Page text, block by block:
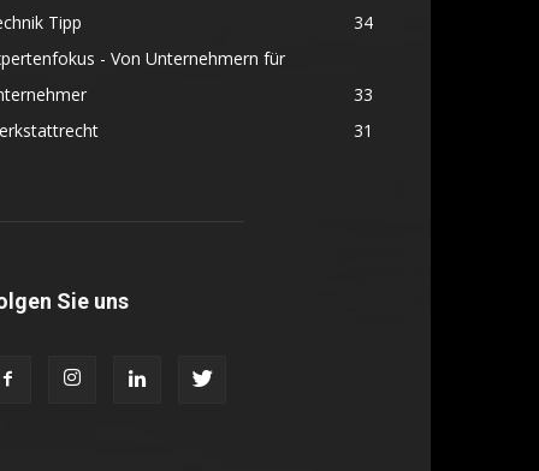
Tipp
34
- Von Unternehmern für
33
31
Sie uns